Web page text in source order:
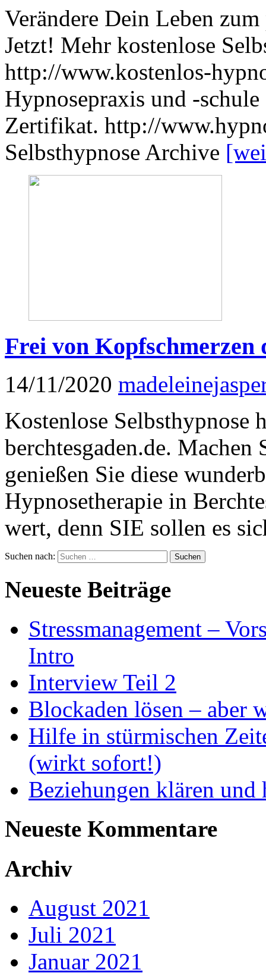
Verändere Dein Leben
Jetzt! Mehr kostenlose
http://www.kostenlos-
Hypnosepraxis und -
Zertifikat. http://
Selbsthypnose Archive
Frei von Kopfschmerzen
14/11/2020
Kostenlose Selbsthypnose
berchtesgaden.de. Machen
genießen Sie diese
Hypnosetherapie in
wert, denn SIE sollen es
Suchen nach:
Neueste Beiträge
Stressmanagement –
Intro
Interview Teil 2
Blockaden lösen – aber
Hilfe in stürmischen
(wirkt sofort!)
Beziehungen klären
Neueste Kommentare
Archiv
August 2021
Juli 2021
Januar 2021